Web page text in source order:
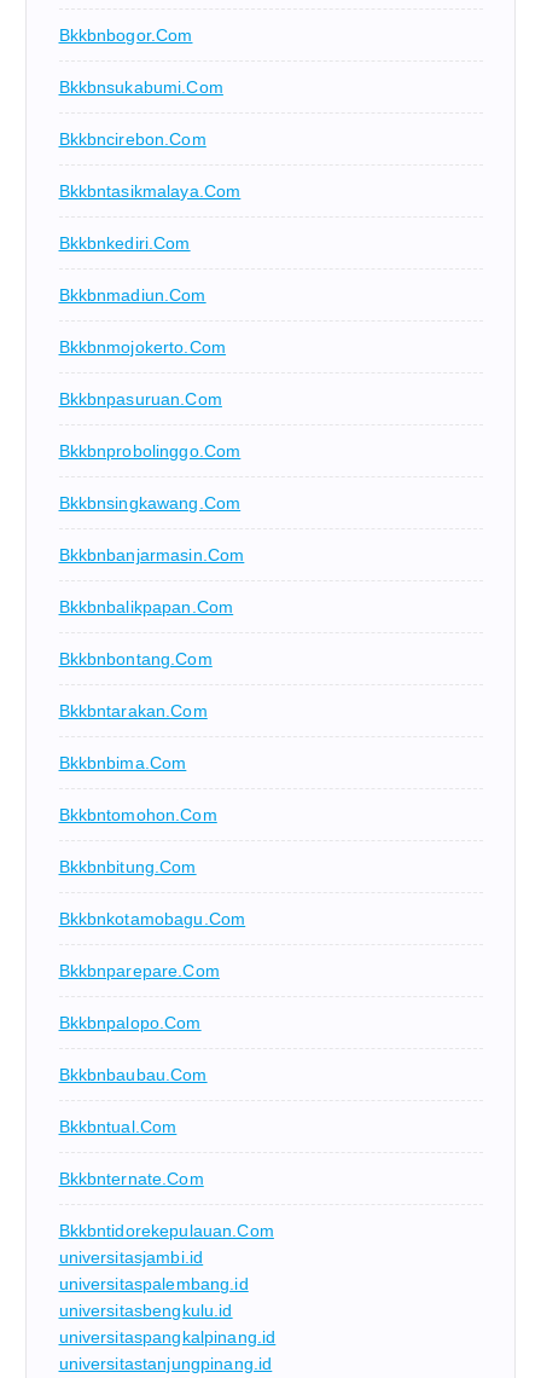
Bkkbnbogor.com
Bkkbnsukabumi.com
Bkkbncirebon.com
Bkkbntasikmalaya.com
Bkkbnkediri.com
Bkkbnmadiun.com
Bkkbnmojokerto.com
Bkkbnpasuruan.com
Bkkbnprobolinggo.com
Bkkbnsingkawang.com
Bkkbnbanjarmasin.com
Bkkbnbalikpapan.com
Bkkbnbontang.com
Bkkbntarakan.com
Bkkbnbima.com
Bkkbntomohon.com
Bkkbnbitung.com
Bkkbnkotamobagu.com
Bkkbnparepare.com
Bkkbnpalopo.com
Bkkbnbaubau.com
Bkkbntual.com
Bkkbnternate.com
Bkkbntidorekepulauan.com
universitasjambi.id
universitaspalembang.id
universitasbengkulu.id
universitaspangkalpinang.id
universitastanjungpinang.id